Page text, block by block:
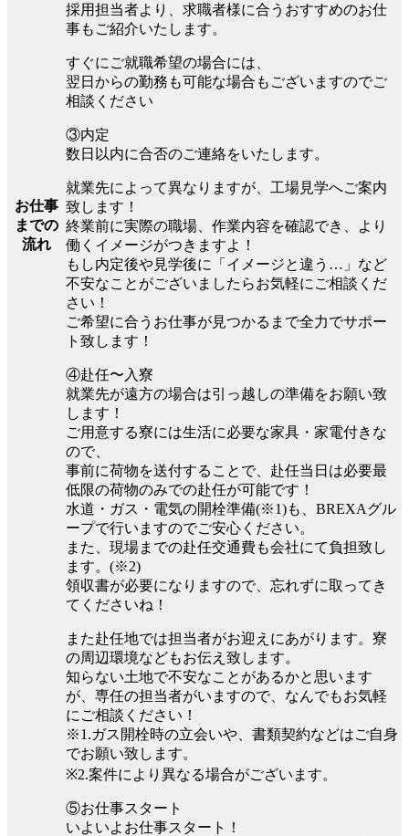
お仕事
までの
流れ
採用担当者より、求職者様に合うおすすめのお仕
事もご紹介いたします。
すぐにご就職希望の場合には、
翌日からの勤務も可能な場合もございますのでご
相談ください
③内定
数日以内に合否のご連絡をいたします。
就業先によって異なりますが、工場見学へご案内
致します！
終業前に実際の職場、作業内容を確認でき、より
働くイメージがつきますよ！
もし内定後や見学後に「イメージと違う…」など
不安なことがございましたらお気軽にご相談くだ
さい！
ご希望に合うお仕事が見つかるまで全力でサポー
ト致します！
④赴任〜入寮
就業先が遠方の場合は引っ越しの準備をお願い致
します！
ご用意する寮には生活に必要な家具・家電付きな
ので、
事前に荷物を送付することで、赴任当日は必要最
低限の荷物のみでの赴任が可能です！
水道・ガス・電気の開栓準備(※1)も、BREXAグル
ープで行いますのでご安心ください。
また、現場までの赴任交通費も会社にて負担致し
ます。(※2)
領収書が必要になりますので、忘れずに取ってき
てくださいね！
また赴任地では担当者がお迎えにあがります。寮
の周辺環境などもお伝え致します。
知らない土地で不安なことがあるかと思います
が、専任の担当者がいますので、なんでもお気軽
にご相談ください！
※1.ガス開栓時の立会いや、書類契約などはご自身
でお願い致します。
※2.案件により異なる場合がございます。
⑤お仕事スタート
いよいよお仕事スタート！